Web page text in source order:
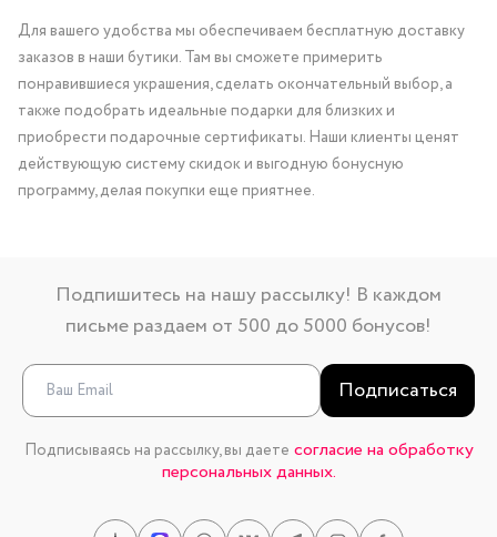
Для вашего удобства мы обеспечиваем бесплатную доставку
заказов в наши бутики. Там вы сможете примерить
понравившиеся украшения, сделать окончательный выбор, а
также подобрать идеальные подарки для близких и
приобрести подарочные сертификаты. Наши клиенты ценят
действующую систему скидок и выгодную бонусную
программу, делая покупки еще приятнее.
Подпишитесь на нашу рассылку! В каждом
письме раздаем от 500 до 5000 бонусов!
Подписаться
Подписываясь на рассылку, вы даете согласие на обработку
персональных данных.